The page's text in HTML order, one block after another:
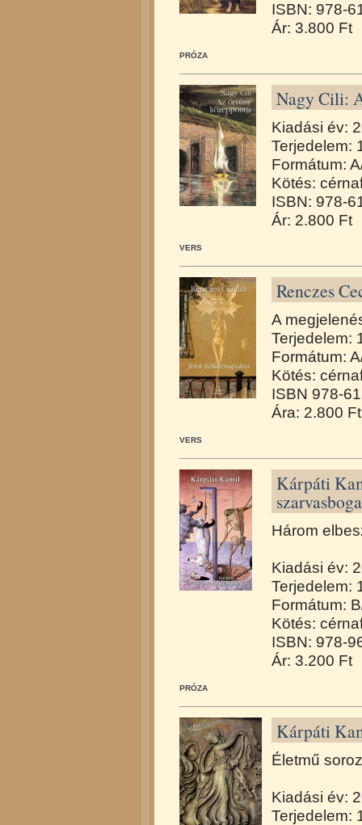
ISBN: 978-
Ár: 3.800 Ft
PRÓZA
Nagy Cili:
Kiadási év:
Terjedelem:
Formátum:
Kötés:
ISBN: 978-
Ár: 2.800 Ft
VERS
Renczes
A
Terjedelem:
Formátum:
Kötés:
ISBN 978-
Ára: 2.800 Ft
VERS
Kárpáti
Három
Kiadási év:
Terjedelem:
Formátum:
Kötés:
ISBN: 978-
Ár: 3.200 Ft
PRÓZA
Kárpáti
Életmű
Kiadási év:
Terjedelem: